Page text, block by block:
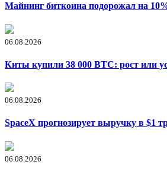
Майнинг биткоина подорожал на
06.08.2026
Киты купили 38 000 BTC: рост или
06.08.2026
SpaceX прогнозирует выручку в $1
06.08.2026